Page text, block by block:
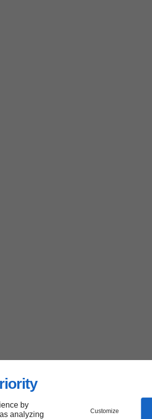
by
analyzing
Customize